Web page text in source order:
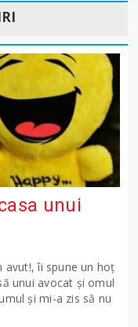
unui
avut!, îi spune un hoţ
unui avocat şi omul
şi mi-a zis să nu